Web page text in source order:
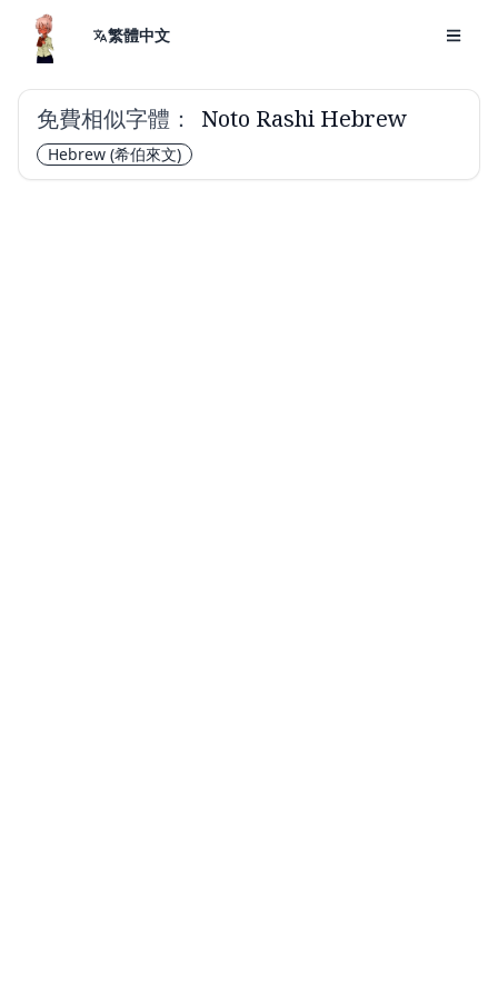
繁體中文
免費相似字體： Noto Rashi Hebrew
Hebrew (希伯來文)